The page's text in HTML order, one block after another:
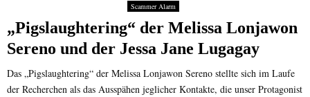
Scammer Alarm
„Pigslaughtering“ der Melissa Lonjawon
Sereno und der Jessa Jane Lugagay
Das „Pigslaughtering“ der Melissa Lonjawon Sereno stellte sich im Laufe
der Recherchen als das Ausspähen jeglicher Kontakte, die unser Protagonist